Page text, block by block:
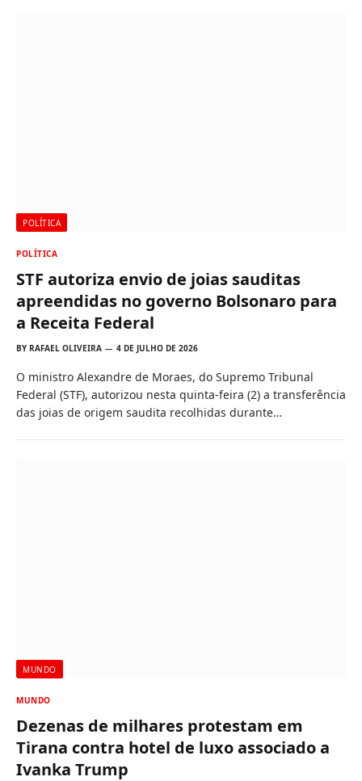
POLÍTICA
POLÍTICA
STF autoriza envio de joias sauditas
apreendidas no governo Bolsonaro para
a Receita Federal
BY RAFAEL OLIVEIRA 4 DE JULHO DE 2026
O ministro Alexandre de Moraes, do Supremo Tribunal
Federal (STF), autorizou nesta quinta-feira (2) a transferência
das joias de origem saudita recolhidas durante…
MUNDO
MUNDO
Dezenas de milhares protestam em
Tirana contra hotel de luxo associado a
Ivanka Trump